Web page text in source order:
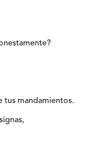
tus mandamientos.